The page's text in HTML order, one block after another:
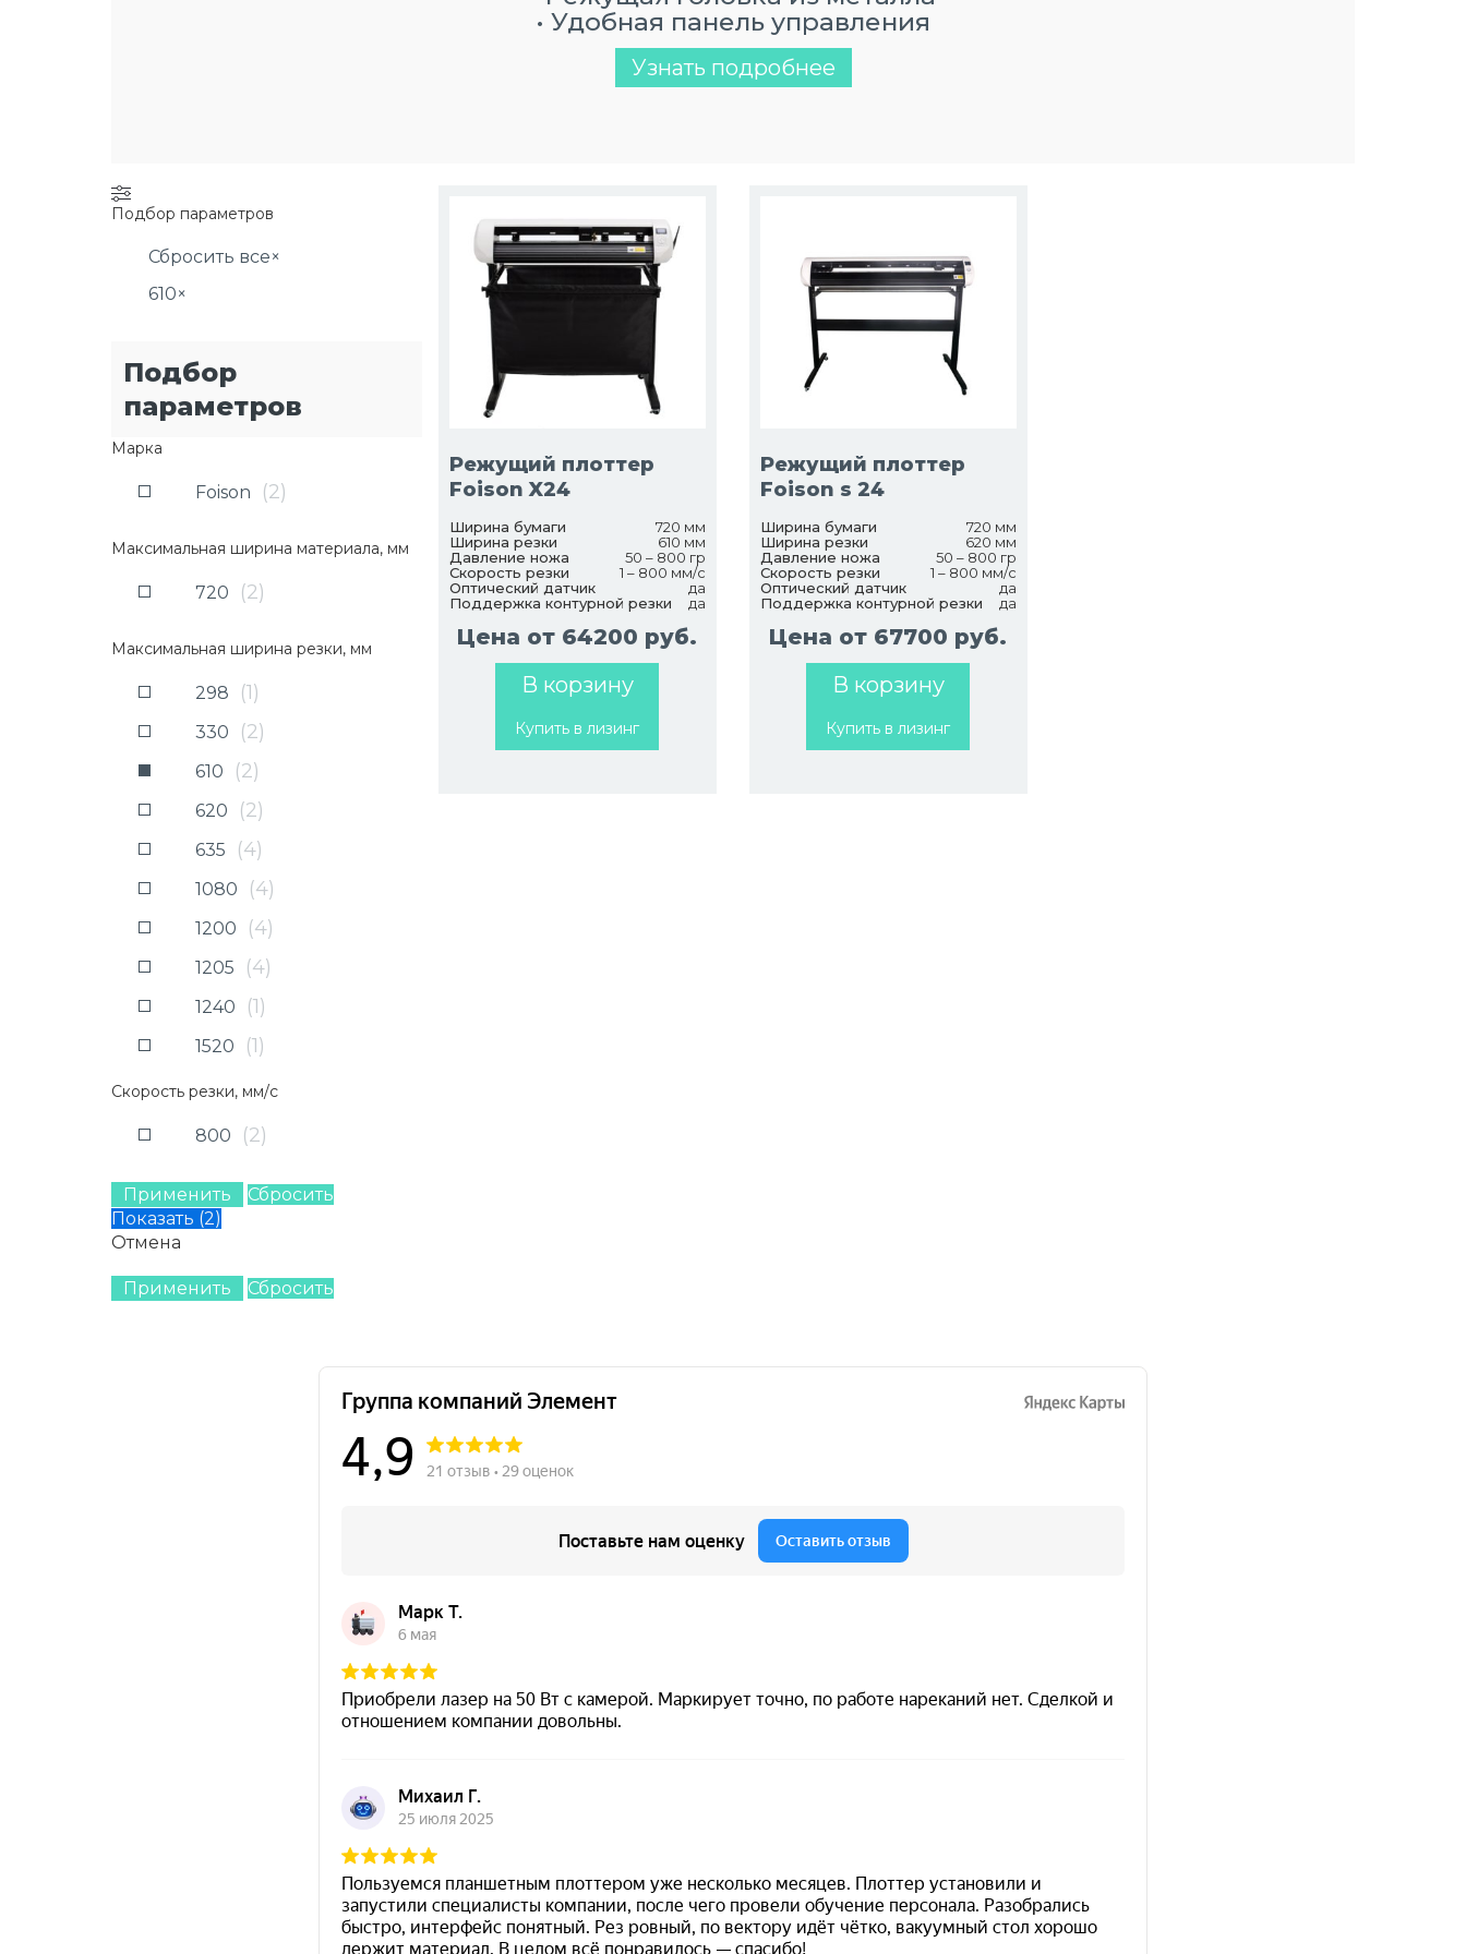
• Удобная панель управления
Узнать подробнее
Подбор параметров
Сбросить все×
610×
Подбор
параметров
Марка
Foison (2)
Максимальная ширина материала, мм
720 (2)
Максимальная ширина резки, мм
298 (1)
330 (2)
610 (2)
620 (2)
635 (4)
1080 (4)
1200 (4)
1205 (4)
1240 (1)
1520 (1)
1600 (1)
Скорость резки, мм/с
800 (2)
Применить
Сбросить
Показать (2)
Отмена
Применить Сбросить
Режущий плоттер
Foison X24
Ширина бумаги
720 мм
Ширина резки
610 мм
Давление ножа
50 – 800 гр
Скорость резки
1 – 800 мм/с
Оптический датчик
да
Поддержка контурной резки
да
Цена от 64200 руб.
В корзину
Купить в лизинг
Режущий плоттер
Foison s 24
Ширина бумаги
720 мм
Ширина резки
620 мм
Давление ножа
50 – 800 гр
Скорость резки
1 – 800 мм/с
Оптический датчик
да
Поддержка контурной резки
да
Цена от 67700 руб.
В корзину
Купить в лизинг